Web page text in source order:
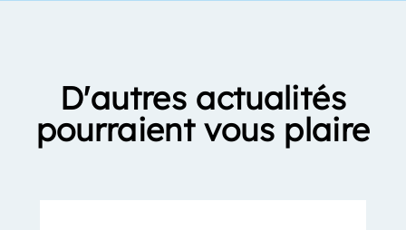
D'autres actualités
pourraient vous plaire